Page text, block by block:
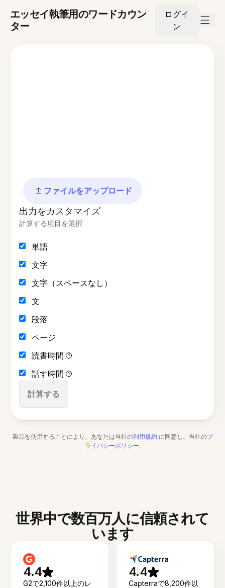
エッセイ執筆用のワードカウン
ター
ログイ
ン
ファイルをアップロード
出力をカスタマイズ
計算する項目を選択
単語
文字
文字（スペースなし）
文
段落
ページ
読書時間
?
話す時間 ?
計算する
製品を使用することにより、あなたは当社の利用規約 に同意し、当社のプ
ライバシーポリシー.
世界中で数百万人に信頼されて
います
4.4
G2で2,100件以上のレ
4.4
Capterraで8,200件以